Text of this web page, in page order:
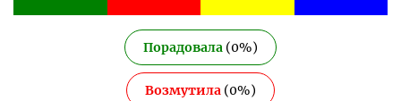
Порадовала (0%)
Возмутила (0%)